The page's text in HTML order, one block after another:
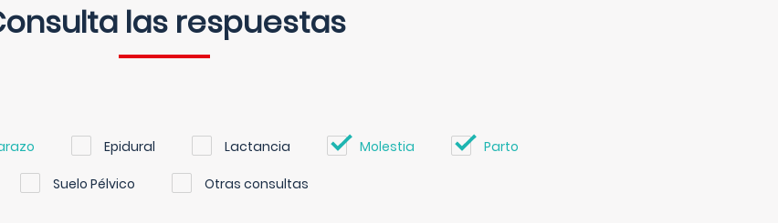
las respuestas
Epidural Lactancia Molestia Parto
Suelo Pélvico Otras consultas